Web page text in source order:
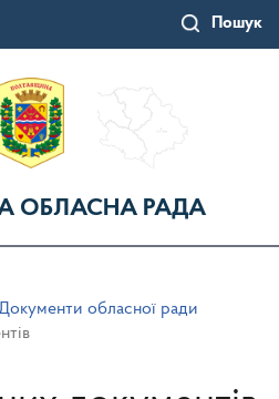
Пошук
ОБЛАСНА РАДА
обласної ради